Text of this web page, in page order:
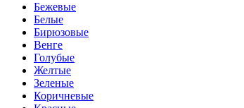
Бежевые
Белые
Бирюзовые
Венге
Голубые
Желтые
Зеленые
Коричневые